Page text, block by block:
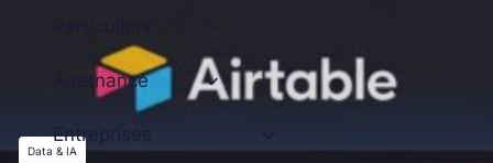
Alternance
Entreprises
Data & IA